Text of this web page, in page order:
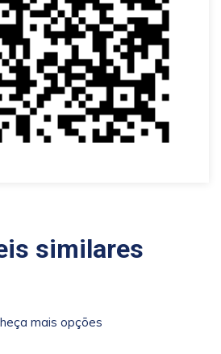
similares
mais opções